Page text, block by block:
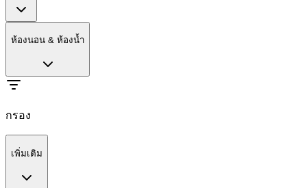
ห้องนอน & ห้องน้ำ
กรอง
เพิ่มเติม